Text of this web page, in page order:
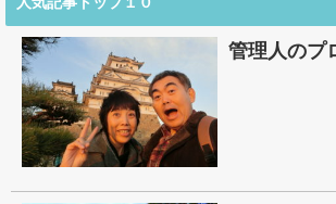
管理人のプ